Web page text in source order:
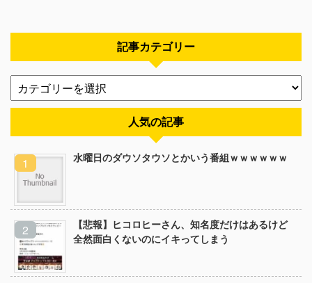
記事カテゴリー
人気の記事
水曜日のダウソタウソとかいう番組ｗｗｗｗｗｗ
【悲報】ヒコロヒーさん、知名度だけはあるけど
全然面白くないのにイキってしまう